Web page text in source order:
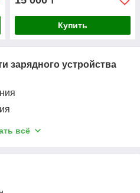
Купить
зарядного устройства
признаков — не
NBN, и мы подберем
всё